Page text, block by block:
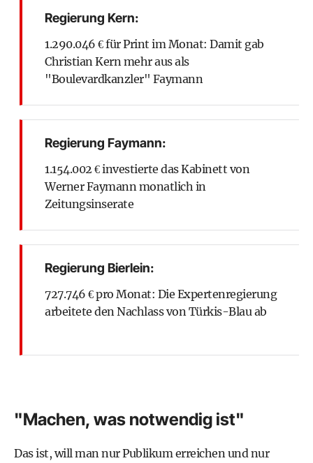
Regierung Kern:
1.290.046 € für Print im Monat: Damit gab
Christian Kern mehr aus als
"Boulevardkanzler" Faymann
Regierung Faymann:
1.154.002 € investierte das Kabinett von
Werner Faymann monatlich in
Zeitungsinserate
Regierung Bierlein:
727.746 € pro Monat: Die Expertenregierung
arbeitete den Nachlass von Türkis-Blau ab
"Machen, was notwendig ist"
Das ist, will man nur Publikum erreichen und nur